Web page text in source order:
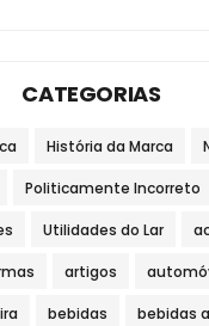
CATEGORIAS
História da Marca
Politicamente Incorreto
Utilidades do Lar
artigos
bebidas bebidas